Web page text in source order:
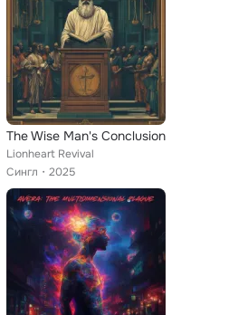
The Wise Man's Conclusion
Lionheart Revival
Сингл
2025